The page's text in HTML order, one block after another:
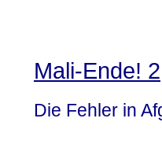
Mali-Ende! 2
Die Fehler in